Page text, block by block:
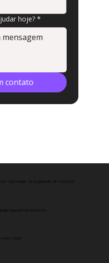
hoje? *
contato
- São Conrado - Rio de Janeiro/RJ. CEP:
22610240
Barueri/SP CEP 06473-000
Centro - Itu/SP